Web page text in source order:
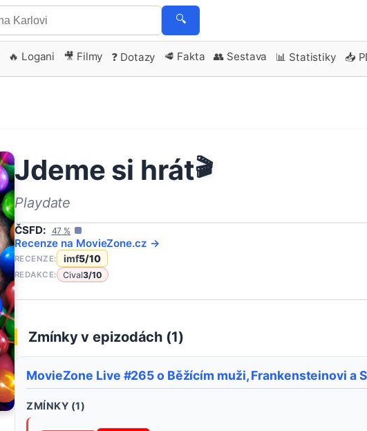
🔍
🔥 Logani 🎥 Filmy ❓ Dotazy 🥩 Fakta 👥 Sestava 📊 Statistiky 📥
Jdeme si hrát🎬
Playdate
ČSFD: 47 %
Recenze na MovieZone.cz →
RECENZE: imf5/10
REDAKCE: Cival3/10
Zmínky v epizodách (1)
MovieZone Live #265 o Běžícím muži, Frankensteinovi a
ZMÍNKY (1)